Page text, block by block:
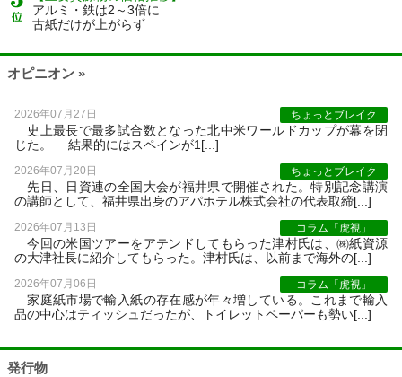
アルミ・鉄は2～3倍に
古紙だけが上がらず
オピニオン »
2026年07月27日 ちょっとブレイク
史上最長で最多試合数となった北中米ワールドカップが幕を閉
じた。 結果的にはスペインが1[...]
2026年07月20日 ちょっとブレイク
先日、日資連の全国大会が福井県で開催された。特別記念講演
の講師として、福井県出身のアパホテル株式会社の代表取締[...]
2026年07月13日 コラム「虎視」
今回の米国ツアーをアテンドしてもらった津村氏は、㈱紙資源
の大津社長に紹介してもらった。津村氏は、以前まで海外の[...]
2026年07月06日 コラム「虎視」
家庭紙市場で輸入紙の存在感が年々増している。これまで輸入
品の中心はティッシュだったが、トイレットペーパーも勢い[...]
発行物